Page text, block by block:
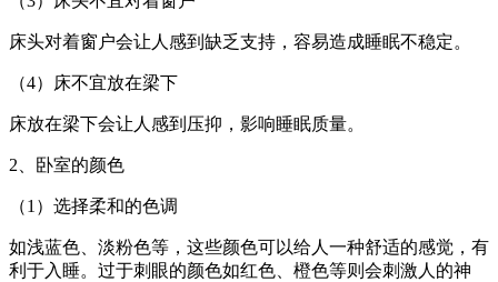
床头对着窗户会让人感到缺乏支持，容易造成睡眠不稳定。
（4）床不宜放在梁下
床放在梁下会让人感到压抑，影响睡眠质量。
2、卧室的颜色
（1）选择柔和的色调
如浅蓝色、淡粉色等，这些颜色可以给人一种舒适的感觉，有
利于入睡。过于刺眼的颜色如红色、橙色等则会刺激人的神